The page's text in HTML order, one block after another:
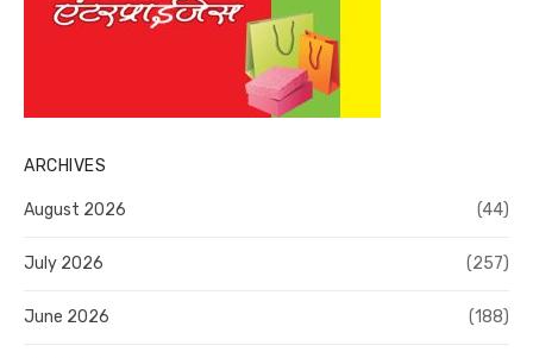
ARCHIVES
August 2026 (44)
July 2026 (257)
June 2026 (188)